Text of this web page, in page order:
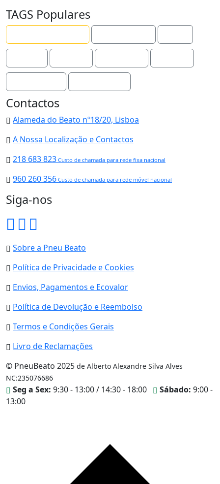
TAGS Populares
Contactos
Alameda do Beato nº18/20, Lisboa
A Nossa Localização e Contactos
218 683 823 Custo de chamada para rede fixa nacional
960 260 356 Custo de chamada para rede móvel nacional
Siga-nos
Sobre a Pneu Beato
Política de Privacidade e Cookies
Envios, Pagamentos e Ecovalor
Política de Devolução e Reembolso
Termos e Condições Gerais
Livro de Reclamações
© PneuBeato 2025 de Alberto Alexandre Silva Alves
NC:235076686
Seg a Sex: 9:30 - 13:00 / 14:30 - 18:00 Sábado: 9:00 -
13:00